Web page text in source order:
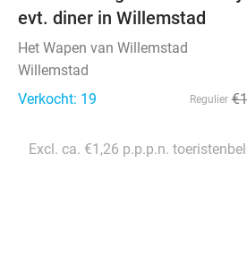
evt. diner in Willemstad
Het Wapen van Willemstad
Willemstad
Verkocht: 19
Regulier
Excl. ca. €1,26 p.p.p.n.